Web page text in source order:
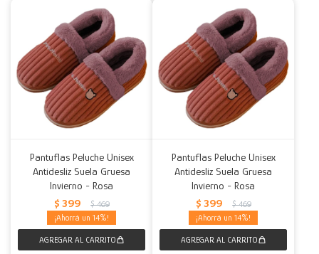
Pantuflas Peluche Unisex
Antidesliz Suela Gruesa
Invierno - Rosa
$ 399 $ 469
14
Pantuflas Peluche Unisex
Antidesliz Suela Gruesa
Invierno - Rosa
$ 399 $ 469
14